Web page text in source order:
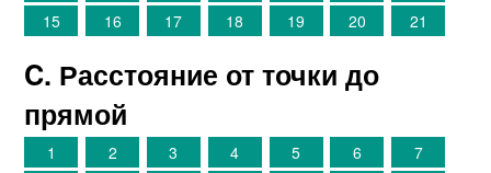
15
16 17 18 19 20 21
C. Расстояние от точки до
прямой
1 2 3 4 5 6
7